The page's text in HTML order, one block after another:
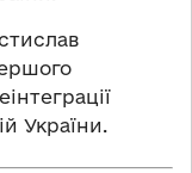
України.